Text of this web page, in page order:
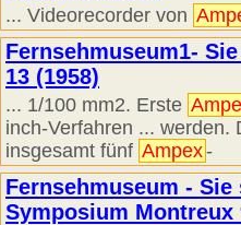
... Videorecorder von
Fernsehmuseum1-
13 (1958)
... 1/100 mm2. Erste
inch-Verfahren ... werden.
insgesamt fünf Ampex-
Fernsehmuseum -
Symposium Montreux